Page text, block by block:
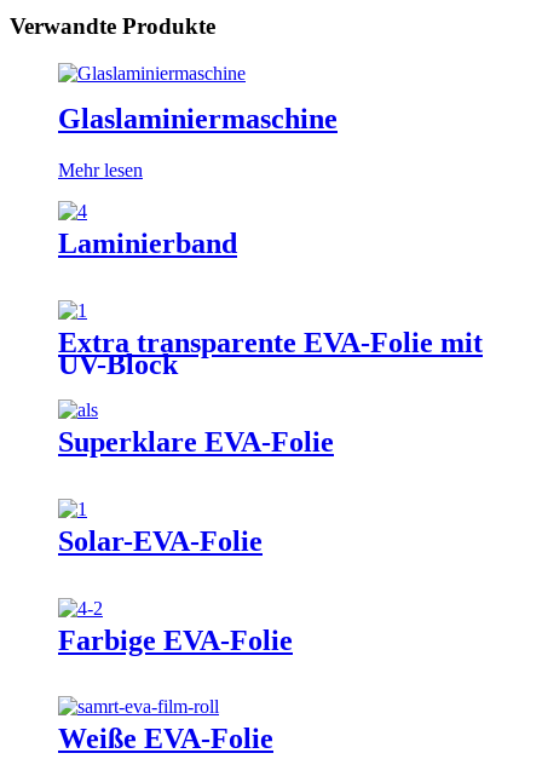
Verwandte Produkte
Glaslaminiermaschine
Mehr lesen
Laminierband
Extra transparente EVA-Folie mit
UV-Block
Superklare EVA-Folie
Solar-EVA-Folie
Farbige EVA-Folie
Weiße EVA-Folie